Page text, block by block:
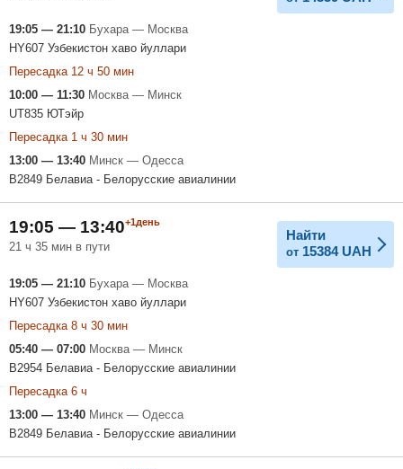
19:05 — 21:10 Бухара — Москва
HY607 Узбекистон хаво йуллари
Пересадка 12 ч 50 мин
10:00 — 11:30 Москва — Минск
UT835 ЮТэйр
Пересадка 1 ч 30 мин
13:00 — 13:40 Минск — Одесса
B2849 Белавиа - Белорусские авиалинии
19:05 — 13:40+1день
21 ч 35 мин в пути
Найти
от 15384 UAH
19:05 — 21:10 Бухара — Москва
HY607 Узбекистон хаво йуллари
Пересадка 8 ч 30 мин
05:40 — 07:00 Москва — Минск
B2954 Белавиа - Белорусские авиалинии
Пересадка 6 ч
13:00 — 13:40 Минск — Одесса
B2849 Белавиа - Белорусские авиалинии